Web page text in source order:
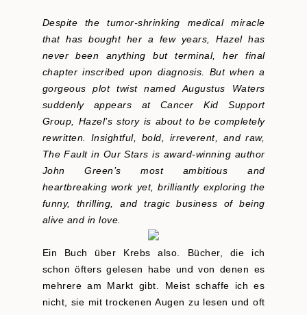
Despite the tumor-shrinking medical miracle
that has bought her a few years, Hazel has
never been anything but terminal, her final
chapter inscribed upon diagnosis. But when a
gorgeous plot twist named Augustus Waters
suddenly appears at Cancer Kid Support
Group, Hazel’s story is about to be completely
rewritten. Insightful, bold, irreverent, and raw,
The Fault in Our Stars is award-winning author
John Green’s most ambitious and
heartbreaking work yet, brilliantly exploring the
funny, thrilling, and tragic business of being
alive and in love.
Ein Buch über Krebs also. Bücher, die ich
schon öfters gelesen habe und von denen es
mehrere am Markt gibt. Meist schaffe ich es
nicht, sie mit trockenen Augen zu lesen und oft